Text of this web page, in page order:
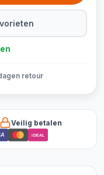
retour
Veilig betalen
iDEAL